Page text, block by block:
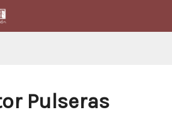
Pulseras